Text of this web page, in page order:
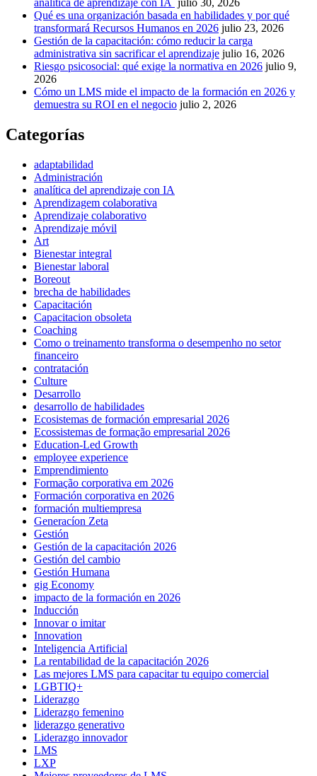
Qué es una organización basada en habilidades y por qué
transformará Recursos Humanos en 2026 julio 23, 2026
Gestión de la capacitación: cómo reducir la carga
administrativa sin sacrificar el aprendizaje julio 16, 2026
Riesgo psicosocial: qué exige la normativa en 2026 julio 9,
2026
Cómo un LMS mide el impacto de la formación en 2026 y
demuestra su ROI en el negocio julio 2, 2026
Categorías
adaptabilidad
Administración
analítica del aprendizaje con IA
Aprendizagem colaborativa
Aprendizaje colaborativo
Aprendizaje móvil
Art
Bienestar integral
Bienestar laboral
Boreout
brecha de habilidades
Capacitación
Capacitacion obsoleta
Coaching
Como o treinamento transforma o desempenho no setor
financeiro
contratación
Culture
Desarrollo
desarrollo de habilidades
Ecosistemas de formación empresarial 2026
Ecossistemas de formação empresarial 2026
Education-Led Growth
employee experience
Emprendimiento
Formação corporativa em 2026
Formación corporativa en 2026
formación multiempresa
Generacíon Zeta
Gestión
Gestión de la capacitación 2026
Gestión del cambio
Gestión Humana
gig Economy
impacto de la formación en 2026
Inducción
Innovar o imitar
Innovation
Inteligencia Artificial
La rentabilidad de la capacitación 2026
Las mejores LMS para capacitar tu equipo comercial
LGBTIQ+
Liderazgo
Liderazgo femenino
liderazgo generativo
Liderazgo innovador
LMS
LXP